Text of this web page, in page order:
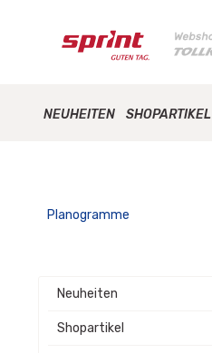
NEUHEITEN SHOPARTIKEL
Planogramme
Neuheiten
Shopartikel